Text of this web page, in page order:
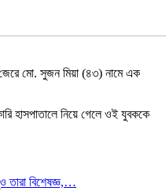
জেরে মো. সুজন মিয়া (৪৩) নামে এক
হাসপাতালে নিয়ে গেলে ওই যুবককে
তারা বিশেষজ্ঞ,…